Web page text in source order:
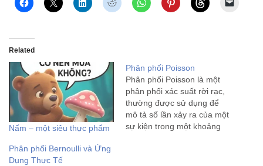
Related
Nấm – một siêu thực phẩm
Phân phối Poisson
Phân phối Poisson là một
phân phối xác suất rời rạc,
thường được sử dụng để
mô tả số lần xảy ra của một
sự kiện trong một khoảng
Phân phối Bernoulli và Ứng
Dụng Thực Tế